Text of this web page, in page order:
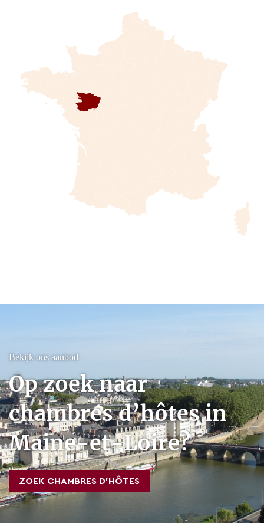
Bekijk ons aanbod
Op zoek naar
chambres d’hôtes in
Maine-et-Loire?
ZOEK CHAMBRES D’HÔTES